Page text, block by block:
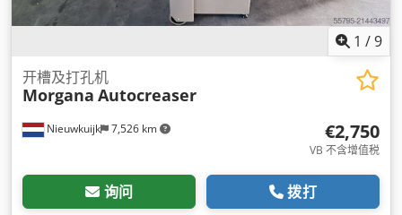
1 /9
Nieuwkuijk 7,526 km
开槽及打孔机
Morgana Autocreaser
€2,750
VB 不含增值税
询问 拨打